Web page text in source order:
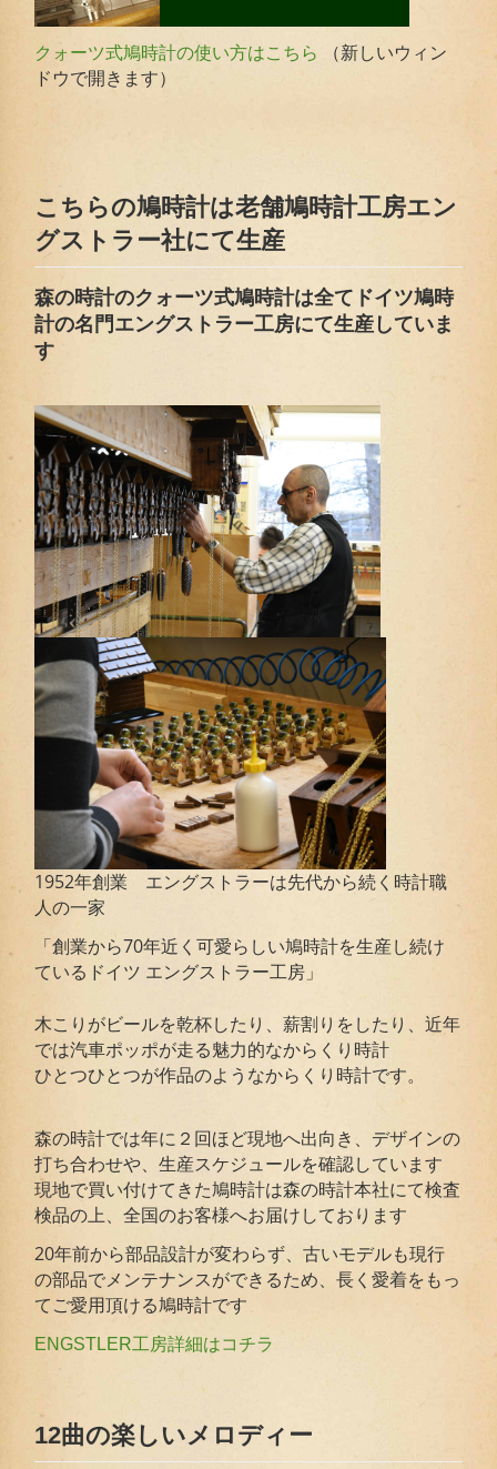
クォーツ式鳩時計の使い方はこちら
（新しいウィン
ドウで開きます）
こちらの鳩時計は老舗鳩時計工房エン
グストラー社にて生産
森の時計のクォーツ式鳩時計は全てドイツ鳩時
計の名門エングストラー工房にて生産していま
す
1952年創業 エングストラーは先代から続く時計職
人の一家
「創業から70年近く可愛らしい鳩時計を生産し続け
ているドイツ エングストラー工房」
木こりがビールを乾杯したり、薪割りをしたり、近年
では汽車ポッポが走る魅力的なからくり時計
ひとつひとつが作品のようなからくり時計です。
森の時計では年に２回ほど現地へ出向き、デザインの
打ち合わせや、生産スケジュールを確認しています
現地で買い付けてきた鳩時計は森の時計本社にて検査
検品の上、全国のお客様へお届けしております
20年前から部品設計が変わらず、古いモデルも現行
の部品でメンテナンスができるため、長く愛着をもっ
てご愛用頂ける鳩時計です
ENGSTLER工房詳細はコチラ
12曲の楽しいメロディー